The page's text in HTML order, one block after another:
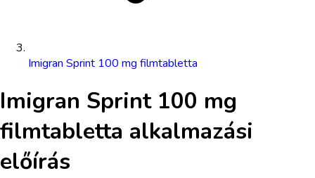
Imigran Sprint 100 mg filmtabletta
Imigran Sprint 100 mg
filmtabletta alkalmazási
előírás